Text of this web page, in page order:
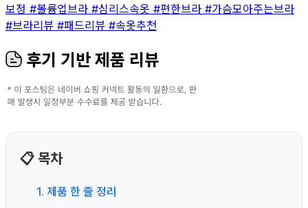
보정 #볼륨업브라 #심리스속옷 #편한브라 #가슴모아주는브라
#브라리뷰 #패드리뷰 #속옷추천
후기 기반 제품 리뷰
📋 목차
1. 제품 한 줄 정리